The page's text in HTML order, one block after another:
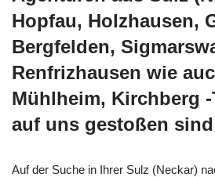
Hopfau, Holzhausen,
Bergfelden,
Renfrizhausen wie
Mühlheim, Kirchberg
auf uns gestoßen sind
Auf der Suche in Ihrer Sulz (Neckar)